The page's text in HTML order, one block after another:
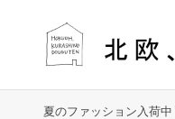
夏のファッション入荷